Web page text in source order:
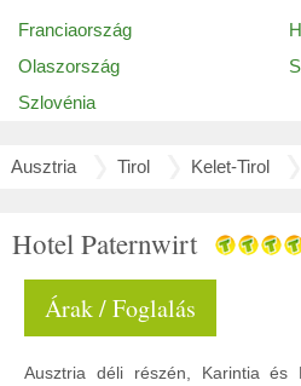
Franciaország
Olaszország
Szlovénia
Ausztria Tirol Kelet-Tirol
Hotel Paternwirt
Árak / Foglalás
Ausztria déli részén, Karintia és